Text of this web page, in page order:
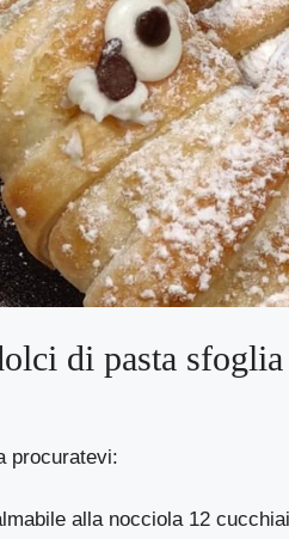
di pasta
procuratevi:
alla nocciola 12